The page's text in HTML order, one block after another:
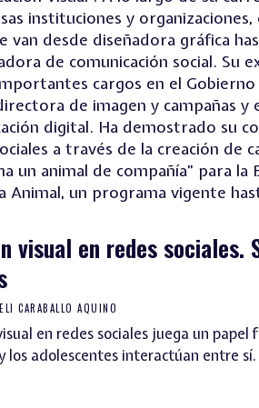
instituciones y
van desde diseñadora gráfica
de comunicación social. Su
cargos en el
de imagen y campañas y
digital. Ha demostrado su
a través de la creación de
un animal de compañía” para la
Animal, un programa vigente
visual en redes sociales.
CARABALLO AQUINO
en redes sociales juega un
los adolescentes interactúan entre sí.